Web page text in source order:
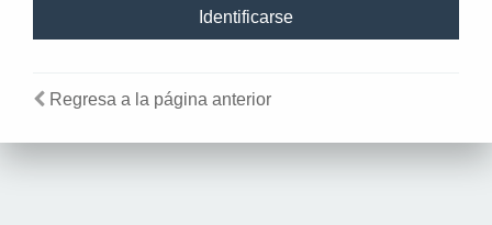
Regresa a la página anterior